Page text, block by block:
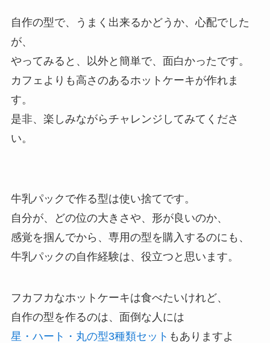
自作の型で、うまく出来るかどうか、心配でした
が、
やってみると、以外と簡単で、面白かったです。
カフェよりも高さのあるホットケーキが作れま
す。
是非、楽しみながらチャレンジしてみてくださ
い。
牛乳パックで作る型は使い捨てです。
自分が、どの位の大きさや、形が良いのか、
感覚を掴んでから、専用の型を購入するのにも、
牛乳パックの自作経験は、役立つと思います。
フカフカなホットケーキは食べたいけれど、
自作の型を作るのは、面倒な人には
星・ハート・丸の型3種類セット もありますよ